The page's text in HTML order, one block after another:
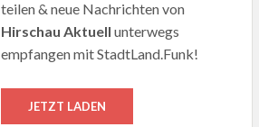
teilen & neue Nachrichten von
Hirschau Aktuell unterwegs
empfangen mit StadtLand.Funk!
JETZT LADEN